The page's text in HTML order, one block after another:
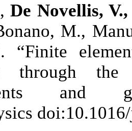
De Novellis,
M.,
“Finite
through
and